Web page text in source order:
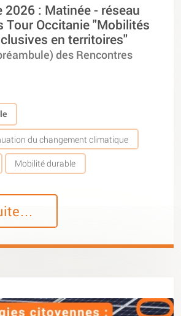
2026 : Matinée - réseau
Tour Occitanie "Mobilités
en territoires"
des Rencontres
du changement climatique
Mobilité durable